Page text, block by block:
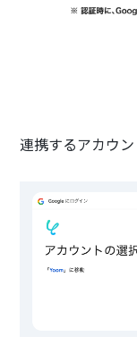
連携するアカウン